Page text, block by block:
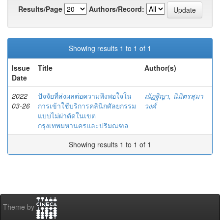
Results/Page
Authors/Record:
Showing results 1 to 1 of 1
Issue
Date
Title Author(s)
2022-
03-26
ปัจจัยที่ส่งผลต่อความพึงพอใจใน
การเข้าใช้บริการคลินิกศัลยกรรม
แบบไม่ผ่าตัดในเขต
กรุงเทพมหานครและปริมณฑล
ณัฏฐิญา, นิมิตรสุมา
วงศ์
Showing results 1 to 1 of 1
Theme by